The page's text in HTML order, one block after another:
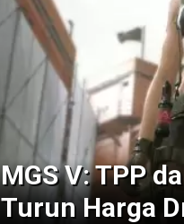
MGS V: TPP
Turun Harga